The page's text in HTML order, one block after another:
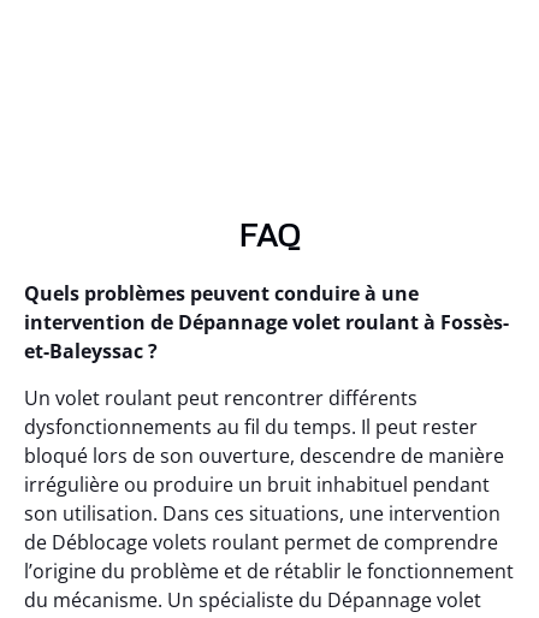
FAQ
Quels problèmes peuvent conduire à une
intervention de Dépannage volet roulant à Fossès-
et-Baleyssac ?
Un volet roulant peut rencontrer différents
dysfonctionnements au fil du temps. Il peut rester
bloqué lors de son ouverture, descendre de manière
irrégulière ou produire un bruit inhabituel pendant
son utilisation. Dans ces situations, une intervention
de Déblocage volets roulant permet de comprendre
l’origine du problème et de rétablir le fonctionnement
du mécanisme. Un spécialiste du Dépannage volet